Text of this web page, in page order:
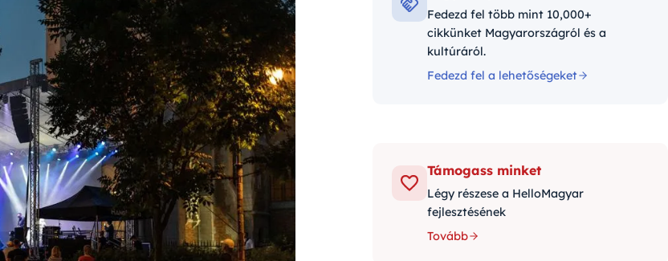
Fedezd fel több mint 10,000+
cikkünket Magyarországról és a
kultúráról.
Fedezd fel a lehetőségeket
Támogass minket
Légy részese a HelloMagyar
fejlesztésének
Tovább